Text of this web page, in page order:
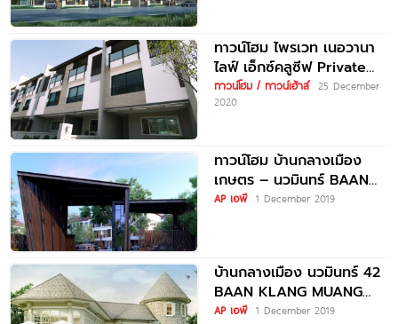
ทาวน์โฮม ไพรเวท เนอวานา
ไลฟ์ เอ็กซ์คลูซีฟ Private
Nirvana Life Exclusive
ทาวน์โฮม / ทาวน์เฮ้าส์ 25 December
2020
ทาวน์โฮม บ้านกลางเมือง
เกษตร – นวมินทร์ BAAN
KLANG MUANG KASET –
AP เอพี 1 December 2019
บ้านกลางเมือง นวมินทร์ 42
BAAN KLANG MUANG
NAWAMIN 42
AP เอพี 1 December 2019